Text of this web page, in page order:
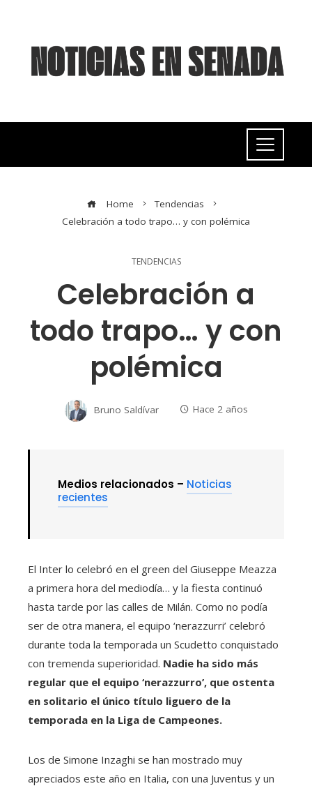
Home
Tendencias
Celebración a todo trapo… y con polémica
TENDENCIAS
Celebración a
todo trapo… y con
polémica
Bruno Saldívar Hace 2 años
Medios relacionados – Noticias
recientes
El Inter lo celebró en el green del Giuseppe Meazza
a primera hora del mediodía… y la fiesta continuó
hasta tarde por las calles de Milán. Como no podía
ser de otra manera, el equipo ‘nerazzurri’ celebró
durante toda la temporada un Scudetto conquistado
con tremenda superioridad. Nadie ha sido más
regular que el equipo ‘nerazzurro’, que ostenta
en solitario el único título liguero de la
temporada en la Liga de Campeones.
Los de Simone Inzaghi se han mostrado muy
apreciados este año en Italia, con una Juventus y un